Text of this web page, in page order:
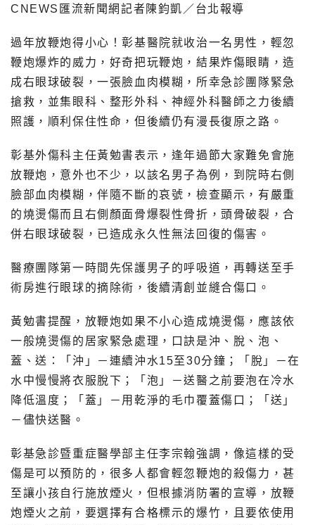
CNEWS匯流新聞網記者陳鈞凱／台北報導
過年放鞭炮得小心！彰基醫院就收治一名男性，輕忽
鞭炮爆炸的威力，好奇把玩鞭炮，結果炸傷眼睛，造
成右眼球破裂，一張臉血肉模糊，所幸急診團隊緊急
搶救，並集眼科、整形外科、神經外科醫師之力後續
照護，順利保住性命，但後續仍有漫長復原之路。
彰基外傷科主任黃勉書表示，逢年過節大家難免會施
放鞭炮，意外也不少，以該名男子為例，到院時右側
臉部血肉模糊，伴隨不斷的哀號，檢查顯示，有嚴重
的燒燙傷而且右側顏面骨爆裂性骨折，頭骨破裂，合
併右眼球破裂，已造成永久性無法回復的傷害。
醫療團隊第一時間先保護男子的呼吸道，再轉送至手
術房進行眼球的摘除術，後續清創並縫合傷口。
黃勉書提醒，放鞭炮如果不小心造成燒燙傷，應該依
一般燒燙傷的居家緊急處理，口訣是沖、脫、泡、
蓋、送：「沖」－連續沖水15至30分鐘；「脫」－在
水中慢慢將衣服脫下；「泡」－送醫之前要泡在冷水
降低溫度；「蓋」－用乾淨的毛巾覆蓋傷口；「送」
－儘快送醫。
彰基急診暨重症醫學部主任李宗翰強調，像這樣的受
傷是可以預防的，很多人都會輕忽鞭炮的殺傷力，甚
至讓小孩自行施放煙火，但根據消防署的宣導，放鞭
炮煙火之前，要選擇有合格標示的爆竹，且要依使用